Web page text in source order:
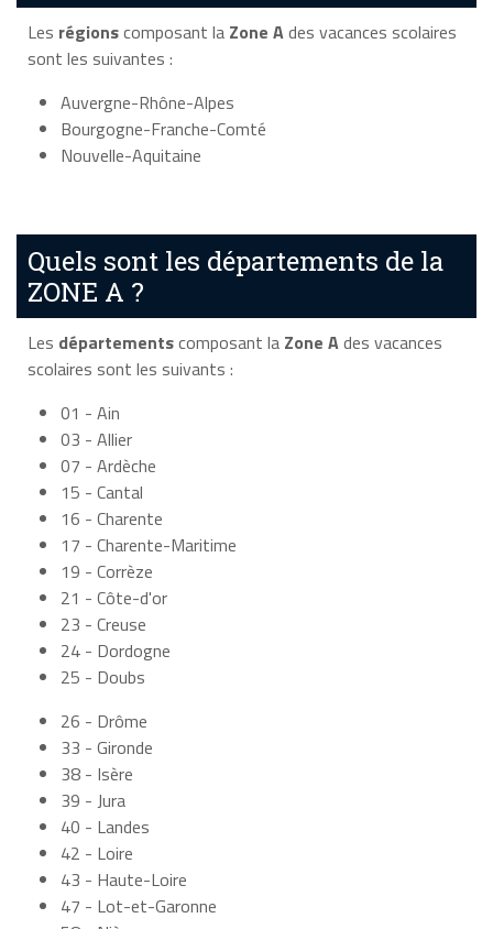
Les régionscomposant la Zone Ades vacances scolaires
sont les suivantes :
Auvergne-Rhône-Alpes
Bourgogne-Franche-Comté
Nouvelle-Aquitaine
Quels sont les départements de la
ZONE A ?
Les départementscomposant la Zone Ades vacances
scolaires sont les suivants :
01 - Ain
03 - Allier
07 - Ardèche
15 - Cantal
16 - Charente
17 - Charente-Maritime
19 - Corrèze
21 - Côte-d'or
23 - Creuse
24 - Dordogne
25 - Doubs
26 - Drôme
33 - Gironde
38 - Isère
39 - Jura
40 - Landes
42 - Loire
43 - Haute-Loire
47 - Lot-et-Garonne